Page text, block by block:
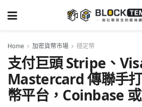
Home 加密貨幣市場 穩定幣
支付巨頭 Stripe、
Mastercard 傳聯手
幣平台，Coinbase